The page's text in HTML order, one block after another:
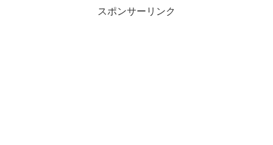
スポンサーリンク